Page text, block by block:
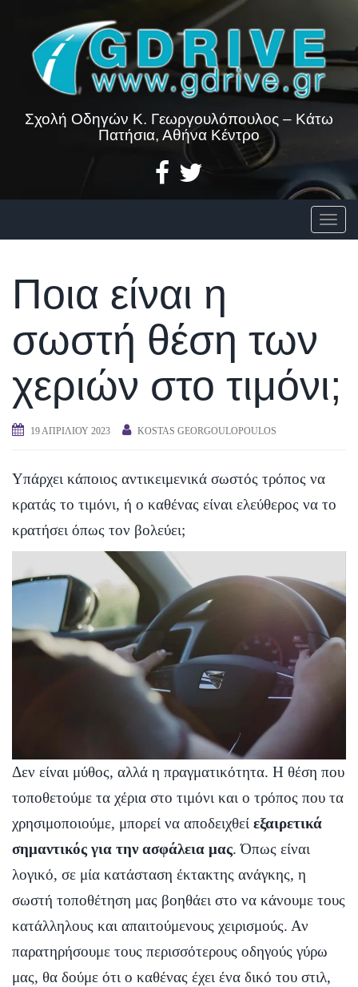
content
Σχολή Οδηγών Κ. Γεωργουλόπουλος – Κάτω
Πατήσια, Αθήνα Κέντρο
Ποια είναι η
σωστή θέση των
χεριών στο τιμόνι;
19 ΑΠΡΙΛΊΟΥ 2023 KOSTAS GEORGOULOPOULOS
Υπάρχει κάποιος αντικειμενικά σωστός τρόπος να
κρατάς το τιμόνι, ή ο καθένας είναι ελεύθερος να το
κρατήσει όπως τον βολεύει;
Δεν είναι μύθος, αλλά η πραγματικότητα. Η θέση που
τοποθετούμε τα χέρια στο τιμόνι και ο τρόπος που τα
χρησιμοποιούμε, μπορεί να αποδειχθεί εξαιρετικά
σημαντικός για την ασφάλεια μας. Όπως είναι
λογικό, σε μία κατάσταση έκτακτης ανάγκης, η
σωστή τοποθέτηση μας βοηθάει στο να κάνουμε τους
κατάλληλους και απαιτούμενους χειρισμούς. Αν
παρατηρήσουμε τους περισσότερους οδηγούς γύρω
μας, θα δούμε ότι ο καθένας έχει ένα δικό του στιλ,